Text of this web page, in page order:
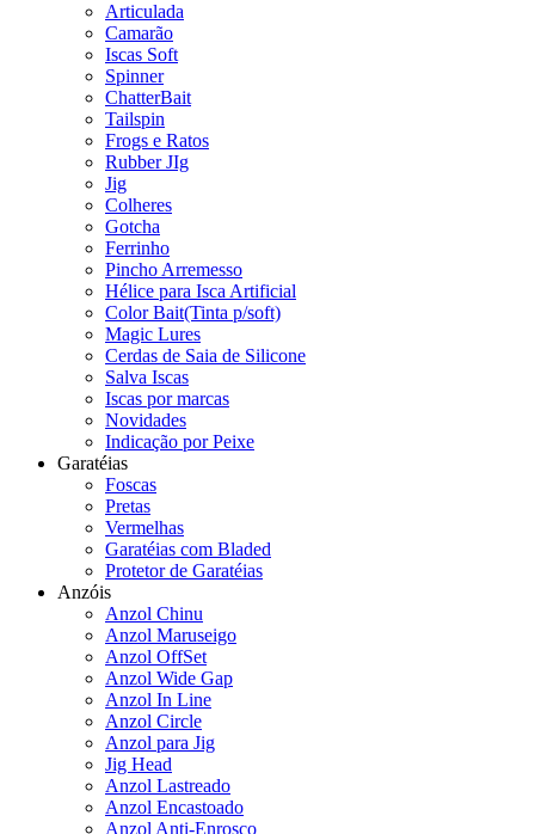
Articulada
Camarão
Iscas Soft
Spinner
ChatterBait
Tailspin
Frogs e Ratos
Rubber JIg
Jig
Colheres
Gotcha
Ferrinho
Pincho Arremesso
Hélice para Isca Artificial
Color Bait(Tinta p/soft)
Magic Lures
Cerdas de Saia de Silicone
Salva Iscas
Iscas por marcas
Novidades
Indicação por Peixe
Garatéias
Foscas
Pretas
Vermelhas
Garatéias com Bladed
Protetor de Garatéias
Anzóis
Anzol Chinu
Anzol Maruseigo
Anzol OffSet
Anzol Wide Gap
Anzol In Line
Anzol Circle
Anzol para Jig
Jig Head
Anzol Lastreado
Anzol Encastoado
Anzol Anti-Enrosco